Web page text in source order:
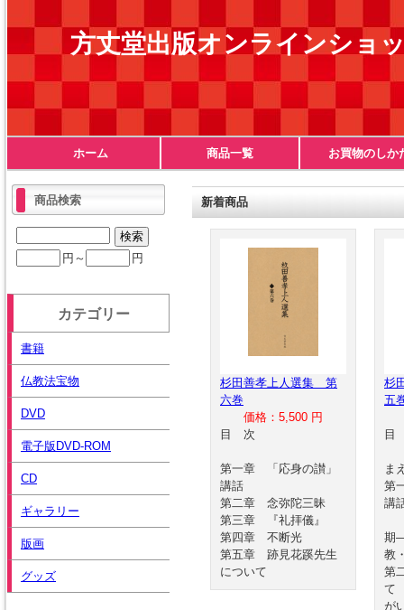
方丈堂出版オンラインショ
ホーム 商品一覧 お買物のしか
新着商品
杉田善孝上人選集 第
六巻
価格：5,500 円
目 次
第一章 「応身の讃」
講話
第二章 念弥陀三昧
第三章 『礼拝儀』
第四章 不断光
第五章 跡見花蹊先生
について
杉
五
ま
第
講
期
教
第
て
が
商品検索
円～ 円
カテゴリー
書籍
仏教法宝物
DVD
電子版DVD-ROM
CD
ギャラリー
版画
グッズ